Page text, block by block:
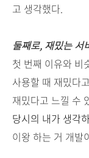
고 생각했다.
둘째로, 재밌는 서
첫 번째 이유와 비
사용할 때 재밌다
재밌다고 느낄 수
당시의 내가 생각
이왕 하는 거 개발